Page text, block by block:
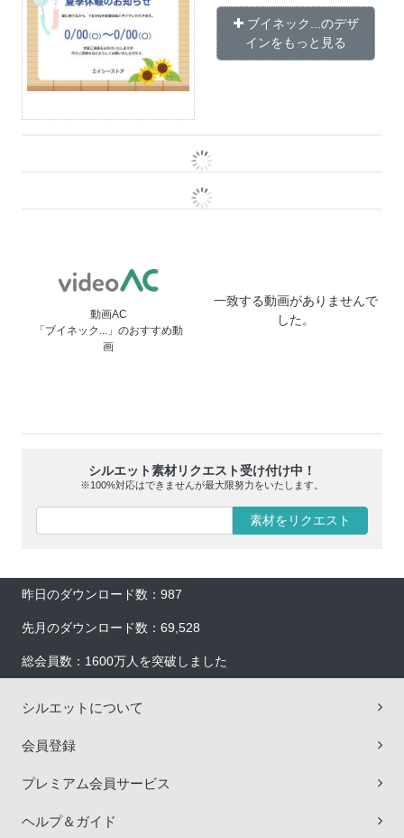
ブイネック...のデザ
インをもっと見る
動画AC
「ブイネック...」のおすすめ動
画
一致する動画がありませんで
した。
シルエット素材リクエスト受け付け中！
※100%対応はできませんが最大限努力をいたします。
素材をリクエスト
昨日のダウンロード数：987
先月のダウンロード数：69,528
総会員数：1600万人を突破しました
シルエットについて
会員登録
プレミアム会員サービス
ヘルプ＆ガイド